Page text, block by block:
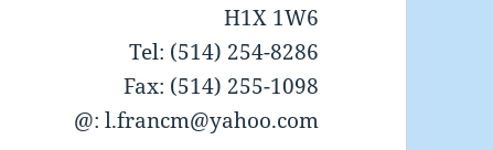
H1X 1W6
Tel: (514) 254-8286
Fax: (514) 255-1098
@: l.francm@yahoo.com